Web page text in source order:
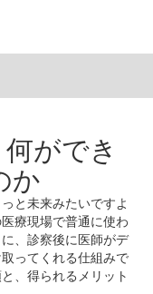
ができ
か
と未来みたいですよ
療現場で普通に使わ
、診察後に医師がデ
ってくれる仕組みで
、得られるメリット